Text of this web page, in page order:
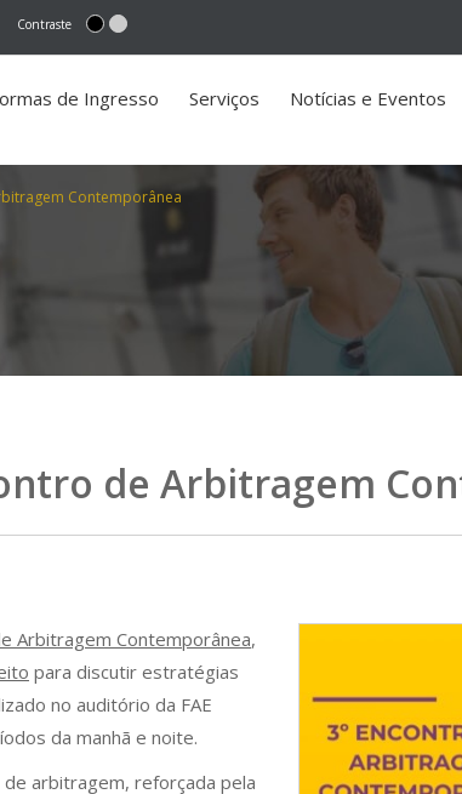
Contraste
de Ingresso Serviços Notícias e Eventos
Contemporânea
de Arbitragem
Arbitragem Contemporânea,
para discutir estratégias
no auditório da FAE
da manhã e noite.
arbitragem, reforçada pela